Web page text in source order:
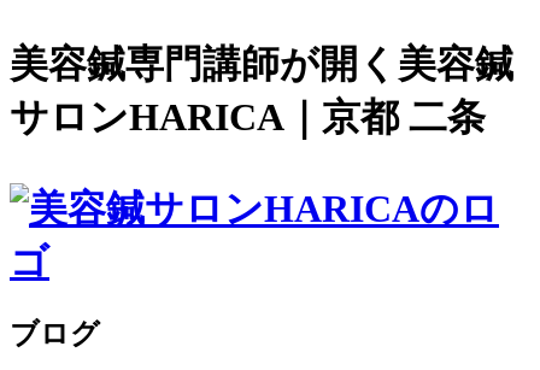
美容鍼専門講師が開く美容鍼
サロンHARICA｜京都 二条
ブログ